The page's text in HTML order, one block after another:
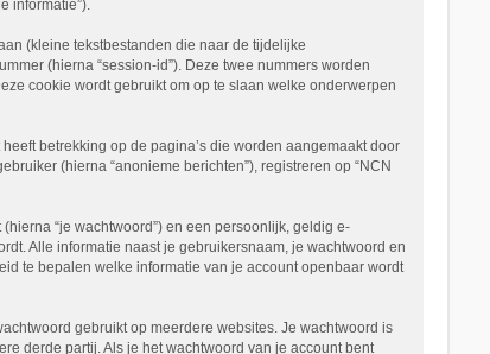
informatie”).
(kleine tekstbestanden die naar de tijdelijke
(hierna “session-id”). Deze twee nummers worden
cookie wordt gebruikt om op te slaan welke onderwerpen
betrekking op de pagina’s die worden aangemaakt door
(hierna “anonieme berichten”), registreren op “NCN
“je wachtwoord”) en een persoonlijk, geldig e-
Alle informatie naast je gebruikersnaam, je wachtwoord en
te bepalen welke informatie van je account openbaar wordt
gebruikt op meerdere websites. Je wachtwoord is
derde partij. Als je het wachtwoord van je account bent